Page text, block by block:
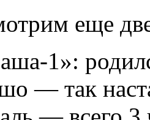
еще
1»:
— так